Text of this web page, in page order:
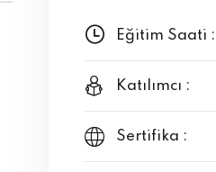
Eğitim Saati :
Katılımcı :
Sertifika :